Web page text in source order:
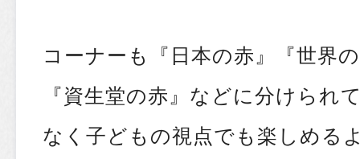
コーナーも『日本の赤』『世界
『資生堂の赤』などに分けられ
なく子どもの視点でも楽しめる